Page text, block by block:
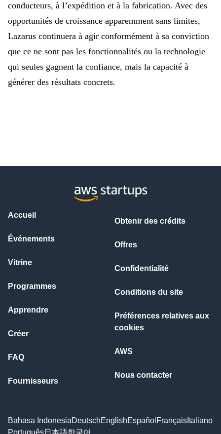
conducteurs, à l’expédition et à la fabrication. Avec des
opportunités de croissance apparemment sans limites,
Lazarus continuera à agir conformément à sa conviction
que ce ne sont pas les fonctionnalités ou la technologie
qui seules gagnent la confiance, mais la capacité à
générer des résultats concrets.
Accueil
Événements
Vitrine
Programmes
Apprendre
Créer
FAQ
Fournisseurs
Obtenir des crédits
Offres
Confidentialité
Conditions du site
Préférences relatives aux
cookies
AWS
Nous contacter
Bahasa IndonesiaDeutschEnglishEspañol Français Italiano
Português日本語한국어